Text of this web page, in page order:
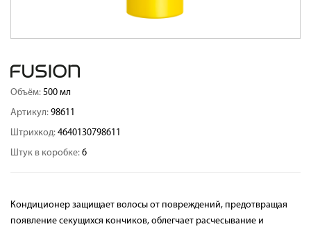
Объём: 500 мл
Артикул: 98611
Штрихкод: 4640130798611
Штук в коробке: 6
Кондиционер защищает волосы от повреждений, предотвращая
появление секущихся кончиков, облегчает расчесывание и